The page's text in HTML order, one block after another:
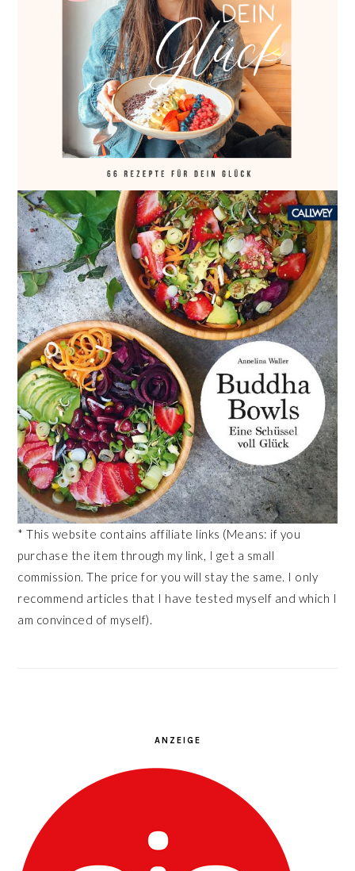
* This website contains affiliate links (Means: if you
purchase the item through my link, I get a small
commission. The price for you will stay the same. I only
recommend articles that I have tested myself and which I
am convinced of myself).
ANZEIGE